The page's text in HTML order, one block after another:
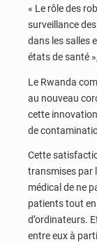
« Le rôle des
surveillance
dans les salles
états de santé
Le Rwanda
au nouveau
cette
de
Cette
transmises par
médical de ne
patients tout
d’ordinateurs.
entre eux à